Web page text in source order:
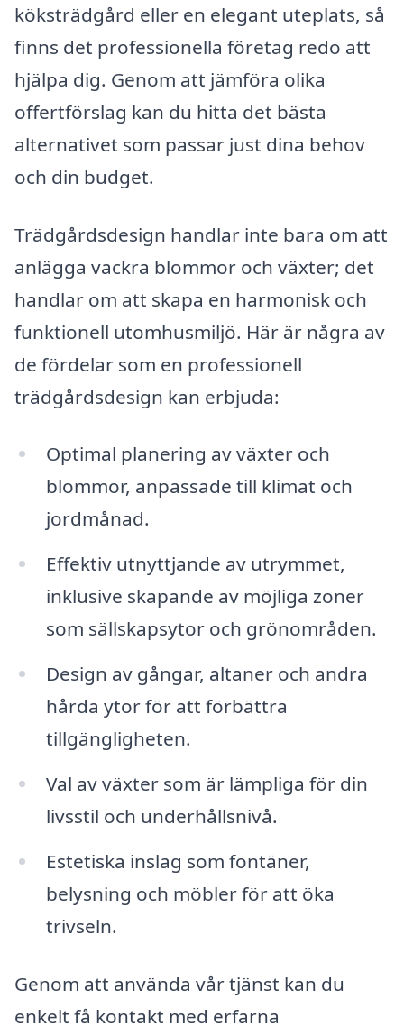
köksträdgård eller en elegant uteplats, så
finns det professionella företag redo att
hjälpa dig. Genom att jämföra olika
offertförslag kan du hitta det bästa
alternativet som passar just dina behov
och din budget.
Trädgårdsdesign handlar inte bara om att
anlägga vackra blommor och växter; det
handlar om att skapa en harmonisk och
funktionell utomhusmiljö. Här är några av
de fördelar som en professionell
trädgårdsdesign kan erbjuda:
Optimal planering av växter och
blommor, anpassade till klimat och
jordmånad.
Effektiv utnyttjande av utrymmet,
inklusive skapande av möjliga zoner
som sällskapsytor och grönområden.
Design av gångar, altaner och andra
hårda ytor för att förbättra
tillgängligheten.
Val av växter som är lämpliga för din
livsstil och underhållsnivå.
Estetiska inslag som fontäner,
belysning och möbler för att öka
trivseln.
Genom att använda vår tjänst kan du
enkelt få kontakt med erfarna